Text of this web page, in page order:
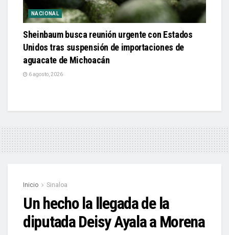
NACIONAL
Sheinbaum busca reunión urgente con Estados
Unidos tras suspensión de importaciones de
aguacate de Michoacán
6 agosto, 2026
Inicio Sinaloa
Un hecho la llegada de la
diputada Deisy Ayala a Morena